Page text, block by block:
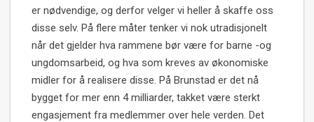
er nødvendige, og derfor velger vi heller å skaffe oss
disse selv. På flere måter tenker vi nok utradisjonelt
når det gjelder hva rammene bør være for barne -og
ungdomsarbeid, og hva som kreves av økonomiske
midler for å realisere disse. På Brunstad er det nå
bygget for mer enn 4 milliarder, takket være sterkt
engasjement fra medlemmer over hele verden. Det